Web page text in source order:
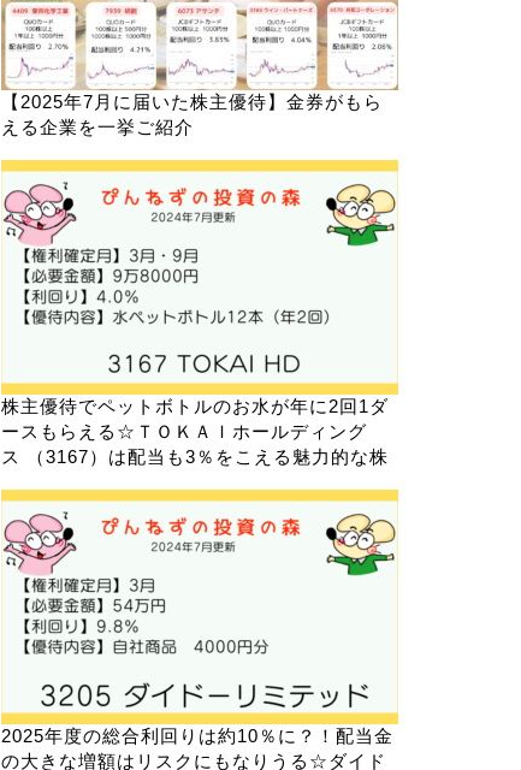
【2025年7月に届いた株主優待】金券がもら
える企業を一挙ご紹介
株主優待でペットボトルのお水が年に2回1ダ
ースもらえる☆ＴＯＫＡＩホールディング
ス （3167）は配当も3％をこえる魅力的な株
2025年度の総合利回りは約10％に？！配当金
の大きな増額はリスクにもなりうる☆ダイド